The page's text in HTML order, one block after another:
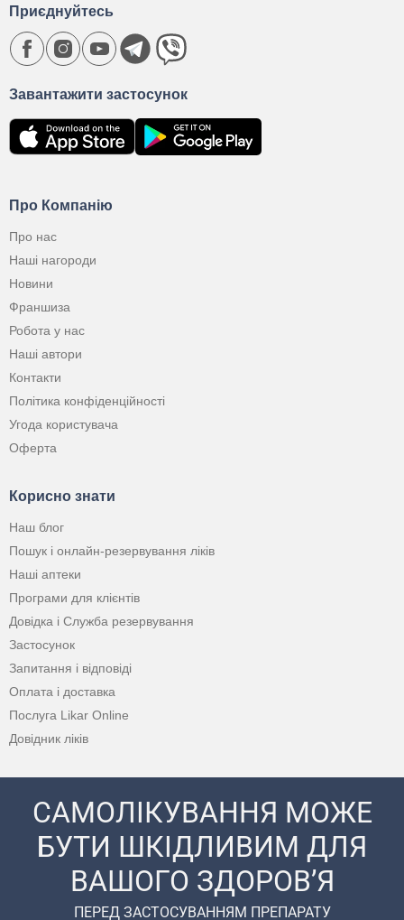
Про Компанію
Про нас
Наші нагороди
Новини
Франшиза
Робота у нас
Наші автори
Контакти
Політика конфіденційності
Угода користувача
Оферта
Корисно знати
Наш блог
Пошук і онлайн-резервування ліків
Наші аптеки
Програми для клієнтів
Довідка і Служба резервування
Застосунок
Запитання і відповіді
Оплата і доставка
Послуга Likar Online
Довідник ліків
Завантажити застосунок
Приєднуйтесь
САМОЛІКУВАННЯ МОЖЕ
БУТИ ШКІДЛИВИМ ДЛЯ
ВАШОГО ЗДОРОВ’Я
ПЕРЕД ЗАСТОСУВАННЯМ ПРЕПАРАТУ